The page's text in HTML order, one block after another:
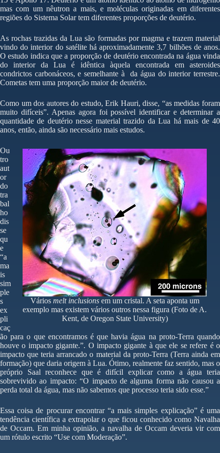
mas com um nêutron a mais, e moléculas originadas em diferentes
regiões do Sistema Solar tem diferentes proporções de deutério.
As rochas trazidas da Lua são formadas por magma e trazem material
vindo do interior do satélite há aproximadamente 3,7 bilhões de anos.
O estudo indica que a proporção de deutério encontrada na água vinda
do interior da Lua é idêntica àquela encontrada em asteroides
condrictos carbonáceos, e semelhante à da água do interior terrestre.
Cometas tem uma proporção maior de deutério.
Como um dos autores do estudo, Erik Hauri, disse, “as medidas foram
muito difíceis”. Apenas agora foi possível identificar e determinar a
quantidade de deutério nesse material trazido da Lua há mais de 40
anos, então, ainda são necessário mais estudos.
Vários melt inclusionsem um cristal. A seta aponta um
exemplo mas existem vários outros nessa figura (Foto de A.
Kent, de Oregon State University)
Ou
tro
aut
or
do
tra
bal
ho
dis
se
qu
e
“a
ma
is
sim
ple
s
ex
pli
caç
ão para o que encontramos é que havia água na proto-Terra quando
houve o impacto gigante.”. O impacto gigante à que ele se refere é o
impacto que teria arrancado o material da proto-Terra (Terra ainda em
formação) que daria origem à Lua. Ótimo, realmente faz sentido, mas o
próprio Saal reconhece que é difícil explicar como a água teria
sobrevivido ao impacto: “O impacto de alguma forma não causou a
perda total da água, mas não sabemos que processo teria sido esse.”
Essa coisa de procurar encontrar “a mais simples explicação” é uma
tendência científica a extrapolar o que ficou conhecido como Navalha
de Occam. Em minha opinião, a navalha de Occam deveria vir com
um rótulo escrito “Use com Moderação”.